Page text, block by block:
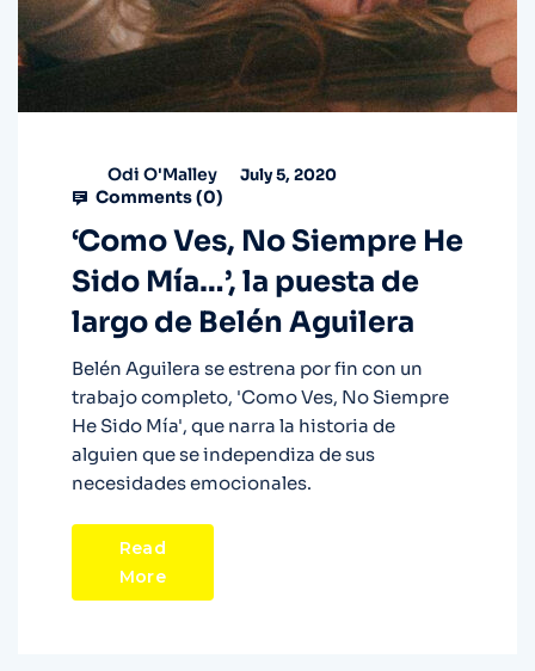
Odi O'Malley July 5, 2020
Comments (0)
‘Como Ves, No Siempre He
Sido Mía…’, la puesta de
largo de Belén Aguilera
Belén Aguilera se estrena por fin con un
trabajo completo, 'Como Ves, No Siempre
He Sido Mía', que narra la historia de
alguien que se independiza de sus
necesidades emocionales.
Read
More